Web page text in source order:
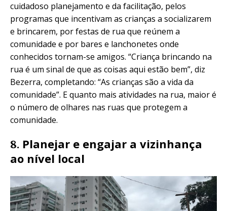
cuidadoso planejamento e da facilitação, pelos
programas que incentivam as crianças a socializarem
e brincarem, por festas de rua que reúnem a
comunidade e por bares e lanchonetes onde
conhecidos tornam-se amigos. “Criança brincando na
rua é um sinal de que as coisas aqui estão bem”, diz
Bezerra, completando: “As crianças são a vida da
comunidade”. E quanto mais atividades na rua, maior é
o número de olhares nas ruas que protegem a
comunidade.
8. Planejar e engajar a vizinhança
ao nível local